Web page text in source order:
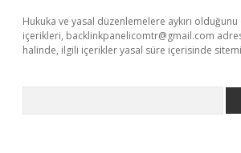
Hukuka ve yasal düzenlemelere aykırı
içerikleri, backlinkpanelicomtr@gmail.com
halinde, ilgili içerikler yasal süre içerisinde